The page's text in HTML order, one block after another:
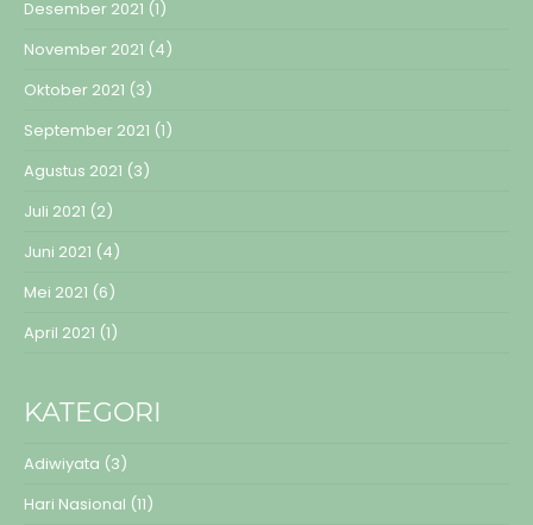
Desember 2021 (1)
November 2021 (4)
Oktober 2021 (3)
September 2021 (1)
Agustus 2021 (3)
Juli 2021 (2)
Juni 2021 (4)
Mei 2021 (6)
April 2021 (1)
KATEGORI
Adiwiyata (3)
Hari Nasional (11)